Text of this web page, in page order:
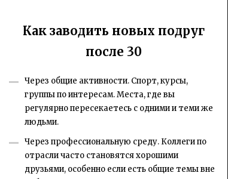
Как заводить новых подруг
после 30
Через общие активности. Спорт, курсы,
группы по интересам. Места, где вы
регулярно пересекаетесь с одними и теми же
людьми.
Через профессиональную среду. Коллеги по
отрасли часто становятся хорошими
друзьями, особенно если есть общие темы вне